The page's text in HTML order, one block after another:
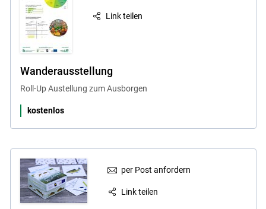
Link teilen
Wanderausstellung
Roll-Up Austellung zum Ausborgen
kostenlos
per Post anfordern
Link teilen